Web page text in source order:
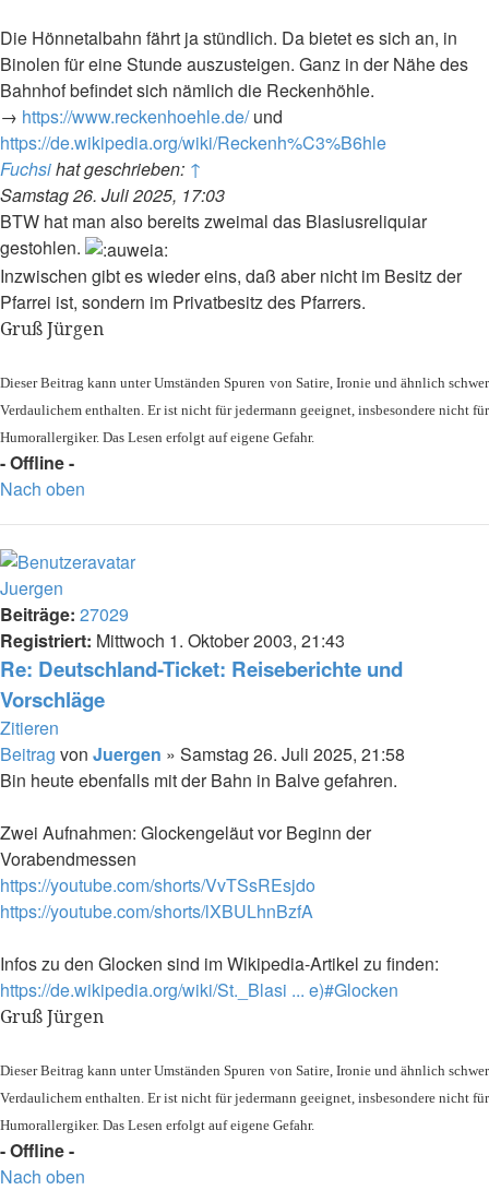
Die Hönnetalbahn fährt ja stündlich. Da bietet es sich an, in
Binolen für eine Stunde auszusteigen. Ganz in der Nähe des
Bahnhof befindet sich nämlich die Reckenhöhle.
→ https://www.reckenhoehle.de/und
https://de.wikipedia.org/wiki/Reckenh%C3%B6hle
Fuchsihat geschrieben: ↑
Samstag 26. Juli 2025, 17:03
BTW hat man also bereits zweimal das Blasiusreliquiar
gestohlen.
Inzwischen gibt es wieder eins, daß aber nicht im Besitz der
Pfarrei ist, sondern im Privatbesitz des Pfarrers.
Gruß Jürgen
Dieser Beitrag kann unter Umständen Spuren von Satire, Ironie und ähnlich schwer
Verdaulichem enthalten. Er ist nicht für jedermann geeignet, insbesondere nicht für
Humorallergiker. Das Lesen erfolgt auf eigene Gefahr.
- Offline -
Nach oben
Juergen
Beiträge: 27029
Registriert: Mittwoch 1. Oktober 2003, 21:43
Re: Deutschland-Ticket: Reiseberichte und
Vorschläge
Zitieren
Beitrag von Juergen » Samstag 26. Juli 2025, 21:58
Bin heute ebenfalls mit der Bahn in Balve gefahren.
Zwei Aufnahmen: Glockengeläut vor Beginn der
Vorabendmessen
https://youtube.com/shorts/VvTSsREsjdo
https://youtube.com/shorts/lXBULhnBzfA
Infos zu den Glocken sind im Wikipedia-Artikel zu finden:
https://de.wikipedia.org/wiki/St._Blasi ... e)#Glocken
Gruß Jürgen
Dieser Beitrag kann unter Umständen Spuren von Satire, Ironie und ähnlich schwer
Verdaulichem enthalten. Er ist nicht für jedermann geeignet, insbesondere nicht für
Humorallergiker. Das Lesen erfolgt auf eigene Gefahr.
- Offline -
Nach oben